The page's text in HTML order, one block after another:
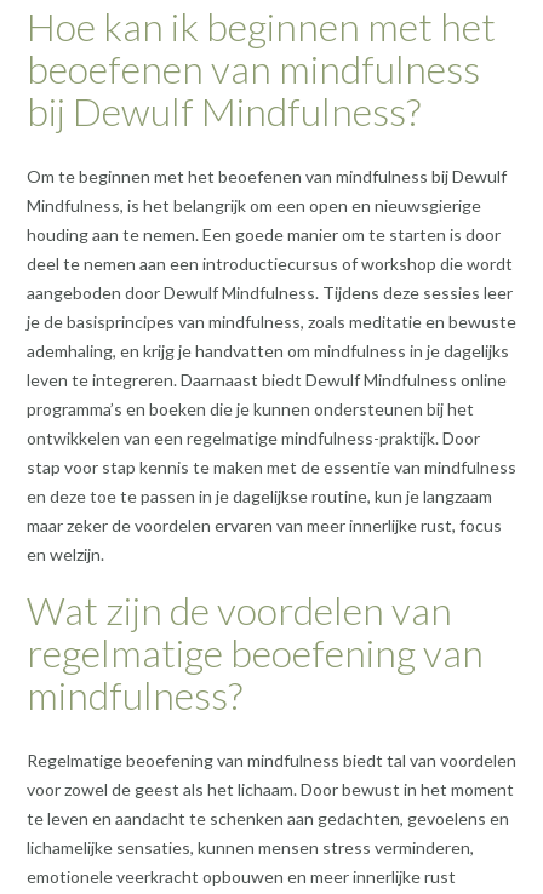
Hoe kan ik beginnen met het
beoefenen van mindfulness
bij Dewulf Mindfulness?
Om te beginnen met het beoefenen van mindfulness bij Dewulf
Mindfulness, is het belangrijk om een open en nieuwsgierige
houding aan te nemen. Een goede manier om te starten is door
deel te nemen aan een introductiecursus of workshop die wordt
aangeboden door Dewulf Mindfulness. Tijdens deze sessies leer
je de basisprincipes van mindfulness, zoals meditatie en bewuste
ademhaling, en krijg je handvatten om mindfulness in je dagelijks
leven te integreren. Daarnaast biedt Dewulf Mindfulness online
programma’s en boeken die je kunnen ondersteunen bij het
ontwikkelen van een regelmatige mindfulness-praktijk. Door
stap voor stap kennis te maken met de essentie van mindfulness
en deze toe te passen in je dagelijkse routine, kun je langzaam
maar zeker de voordelen ervaren van meer innerlijke rust, focus
en welzijn.
Wat zijn de voordelen van
regelmatige beoefening van
mindfulness?
Regelmatige beoefening van mindfulness biedt tal van voordelen
voor zowel de geest als het lichaam. Door bewust in het moment
te leven en aandacht te schenken aan gedachten, gevoelens en
lichamelijke sensaties, kunnen mensen stress verminderen,
emotionele veerkracht opbouwen en meer innerlijke rust